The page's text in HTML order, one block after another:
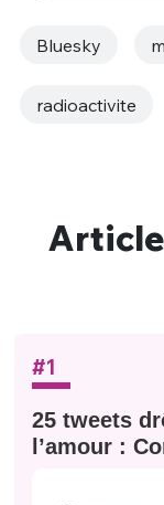
Bluesky
radioactivite
#1
25 tweets
l’amour :